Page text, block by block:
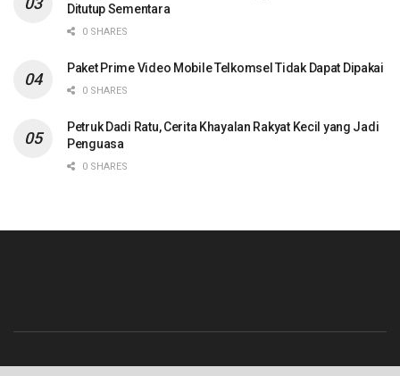
Ditutup Sementara
0 SHARES
Paket Prime Video Mobile Telkomsel Tidak Dapat Dipakai
0 SHARES
Petruk Dadi Ratu, Cerita Khayalan Rakyat Kecil yang Jadi
Penguasa
0 SHARES